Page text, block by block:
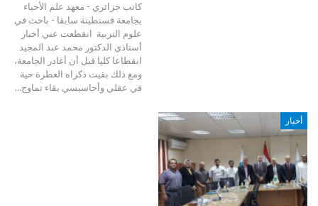
كاتب جزائري - معهد علم الأحياء
بجامعة قسنطينة سابقا - باحث في
علوم التربية انقطعت عني أخبار
أستاذي الدكتور محمد عبد المجيد
انقطاعا كليا قبل أن أغادر الجامعة،
ومع ذلك بقيت ذكراه العطرة حية
في عقلي وأحاسيسي بقاء تماوج…
أخبار